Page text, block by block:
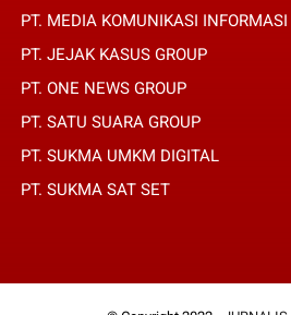
PT. MEDIA KOMUNIKASI INFORMASI
PT. JEJAK KASUS GROUP
PT. ONE NEWS GROUP
PT. SATU SUARA GROUP
PT. SUKMA UMKM DIGITAL
PT. SUKMA SAT SET